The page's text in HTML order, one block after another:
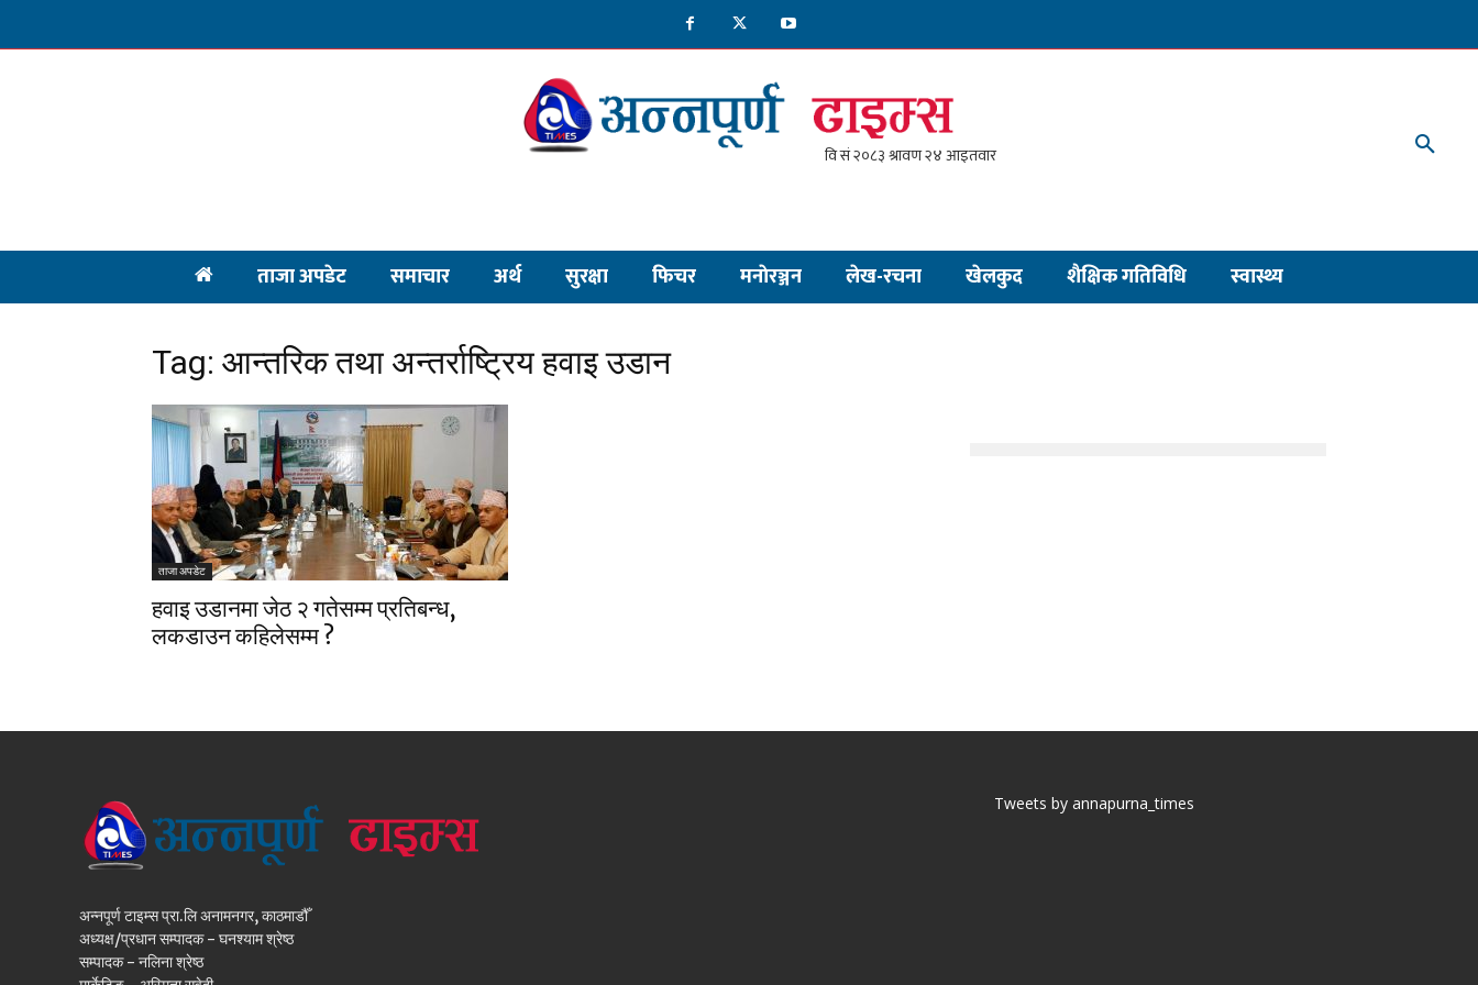
ताजा अपडेट समाचार अर्थ सुरक्षा फिचर मनाेरञ्जन लेख-रचना खेलकुद शैक्षिक गतिविधि स्वास्थ्य
Tag: आन्तरिक तथा अन्तर्राष्ट्रिय हवाइ उडान
ताजा अपडेट
हवाइ उडानमा जेठ २ गतेसम्म प्रतिबन्ध,
लकडाउन कहिलेसम्म ?
अन्नपूर्ण टाइम्स प्रा.लि अनामनगर, काठमाडौँ
अध्यक्ष/प्रधान सम्पादक - घनश्याम श्रेष्ठ
सम्पादक - नलिना श्रेष्ठ
Tweets by annapurna_times